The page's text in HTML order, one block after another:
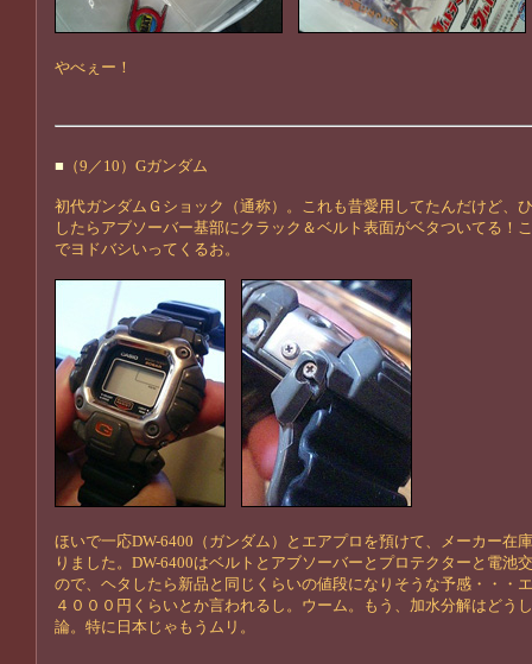
やべぇー！
■ （9／10）Gガンダム
初代ガンダムＧショック（通称）。これも昔愛用してたんだけど、
したらアブソーバー基部にクラック＆ベルト表面がベタついてる！
でヨドバシいってくるお。
ほいで一応DW-6400（ガンダム）とエアプロを預けて、メーカー在
りました。DW-6400はベルトとアブソーバーとプロテクターと電池
ので、ヘタしたら新品と同じくらいの値段になりそうな予感・・・
４０００円くらいとか言われるし。ウーム。もう、加水分解はどう
論。特に日本じゃもうムリ。